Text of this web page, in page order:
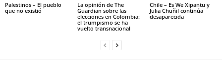
Palestinos – El pueblo
que no existió
La opinión de The
Guardian sobre las
elecciones en Colombia:
el trumpismo se ha
vuelto transnacional
Chile – Es We Xipantu y
Julia Chuñil continúa
desaparecida